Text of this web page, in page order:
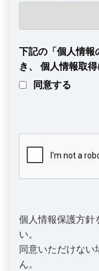
下記の「個人情報
き、 個人情報取
同意する
個人情報保護方針
い。
同意いただけな